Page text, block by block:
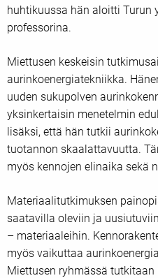
huhtikuussa hän aloitti Turun
professorina.
Miettusen keskeisin
aurinkoenergiatekniikka.
uuden sukupolven
yksinkertaisin menetelmin
lisäksi, että hän tutkii
tuotannon skaalattavuutta.
myös kennojen elinaika sekä
Materiaalitutkimuksen
saatavilla oleviin ja
– materiaaleihin.
myös vaikuttaa
Miettusen ryhmässä tutkitaan